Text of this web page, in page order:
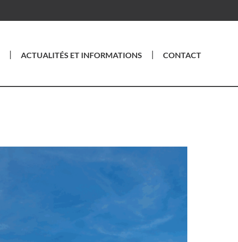
ACTUALITÉS ET INFORMATIONS CONTACT